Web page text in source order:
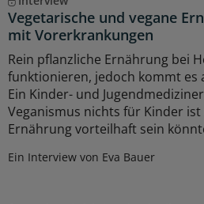
Vegetarische und vegane
mit Vorerkrankungen
Rein pflanzliche Ernährung bei
funktionieren, jedoch kommt es
Ein Kinder- und
Veganismus nichts für Kinder
Ernährung vorteilhaft sein
Ein Interview von Eva Bauer